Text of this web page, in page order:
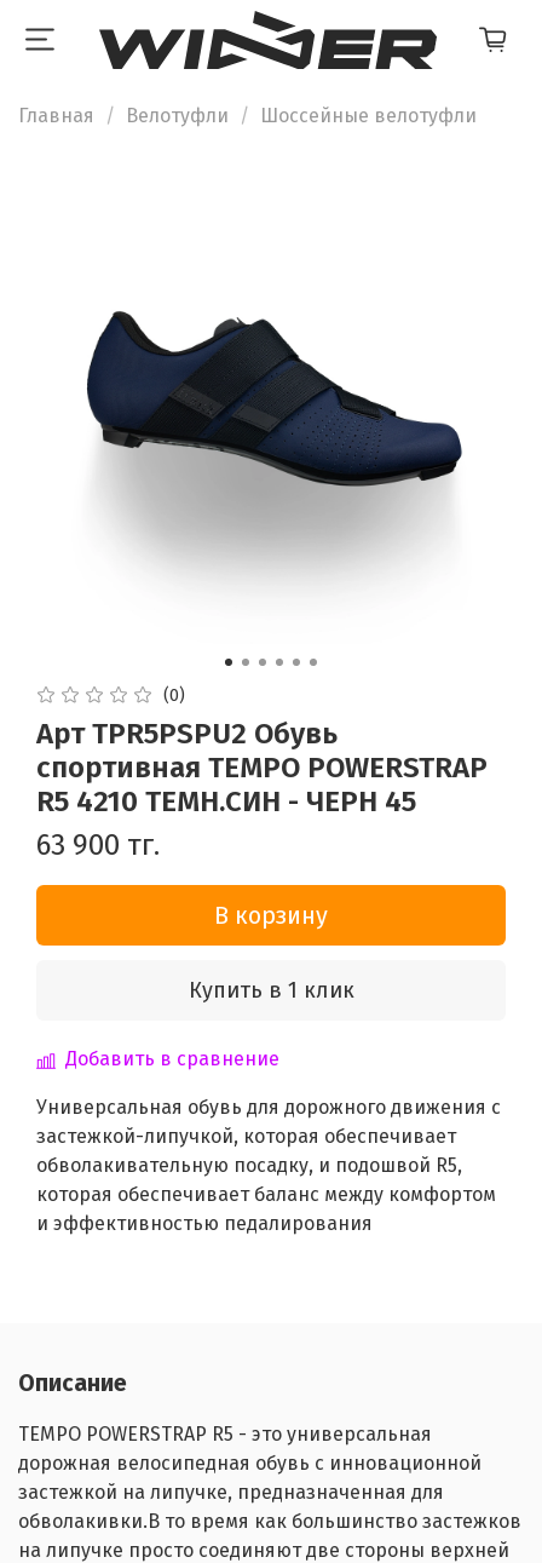
Главная Велотуфли Шоссейные велотуфли
(0)
Арт TPR5PSPU2 Обувь
спортивная TEMPO POWERSTRAP
R5 4210 ТЕМН.СИН - ЧЕРН 45
63 900 тг.
В корзину
Купить в 1 клик
Добавить в сравнение
Универсальная обувь для дорожного движения с
застежкой-липучкой, которая обеспечивает
обволакивательную посадку, и подошвой R5,
которая обеспечивает баланс между комфортом
и эффективностью педалирования
Описание
TEMPO POWERSTRAP R5 - это универсальная
дорожная велосипедная обувь с инновационной
застежкой на липучке, предназначенная для
обволакивки.В то время как большинство застежков
на липучке просто соединяют две стороны верхней